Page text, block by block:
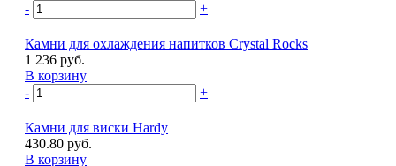
-
+
Камни для охлаждения напитков Crystal Rocks
1 236 руб.
В корзину
-
+
Камни для виски Hardy
430.80 руб.
В корзину